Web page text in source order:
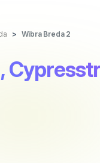
Wibra Breda 2
,